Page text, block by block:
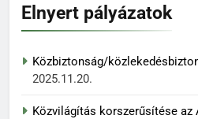
Elnyert pályázatok
Közbiztonság/
2025.11.20.
Közvilágítás korszerűsítése az